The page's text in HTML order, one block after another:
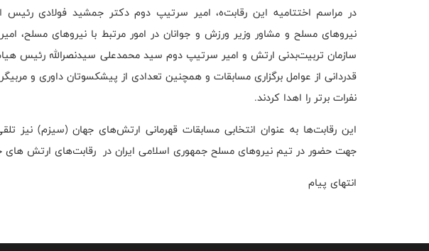
در مراسم اختتامیه این رقابت‌ه، امیر سرتیپ دوم دکتر جمشید فولادی
نیروهای مسلح و مشاور وزیر ورزش و جوانان در امور مرتبط با نیرو‌های
سازمان تربیت‌بدنی ارتش و امیر سرتیپ دوم سید محمدعلی سیدنصرالله رئیس
قدردانی از عوامل برگزاری مسابقات و همچنین تعدادی از پیشکسوتان داوری و
نفرات برتر را اهدا کردند.
این رقابت‌ها به‌ عنوان انتخابی مسابقات قهرمانی ارتش‌های جهان (سیزم) نیز
جهت حضور در تیم نیروهای مسلح جمهوری اسلامی ایران در رقابت‌های ارتش های جهان ۲۰۲۵ - نیجریه اعزام
انتهای پیام